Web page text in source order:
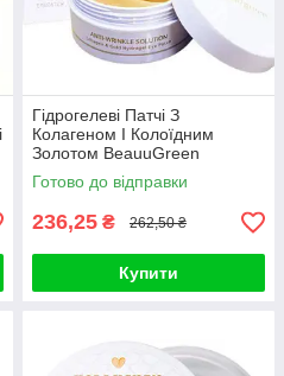
Гідрогелеві Патчі З
Колагеном І Колоїдним
Золотом BeauuGreen
Collagen & Gold Hydrogel Eye
Patch
Готово до відправки
236,25 ₴ 262,50 ₴
Купити